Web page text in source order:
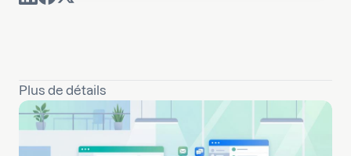
Plus de détails